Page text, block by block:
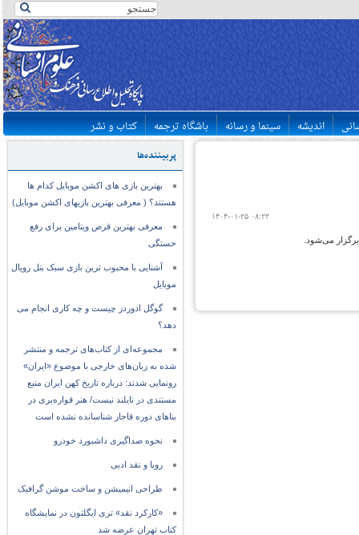
اندیشه سینما و رسانه باشگاه ترجمه کتاب و نشر
پربیننده‌ها
بهترین بازی های اکشن موبایل کدام ها
هستند؟ ( معرفی بهترین بازیهای اکشن موبایل)
معرفی بهترین قرص ویتامین برای رفع
خستگی
آشنایی با محبوب ترین بازی سبک بتل رویال
موبایل
گوگل ادوردز چیست و چه کاری انجام می
دهد؟
مجموعه‌ای از کتاب‌های ترجمه و منتشر
شده به زبان‌های خارجی با موضوع «ایران»
رونمایی شدند: درباره تاریخ کهن ایران منبع
مستندی در تایلند نیست/ هنر قواره‌بری در
بناهای دوره قاجار شناسانده نشده است
نحوه صداگیری داشبورد خودرو
رویا و نقد ادبی
طراحی انیمیشن و ساخت موشن گرافیک
«کارکرد نقد» تری ایگلتون در نمایشگاه
کتاب تهران عرضه شد
۱۴۰۴-۰۱-۲۵ ۰۸:۲۲
می‌شود.